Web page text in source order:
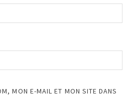
MON E-MAIL ET MON SITE DANS